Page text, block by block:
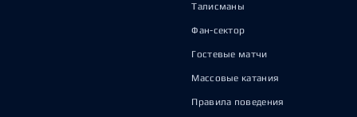
Талисманы
Фан-сектор
Гостевые матчи
Массовые катания
Правила поведения